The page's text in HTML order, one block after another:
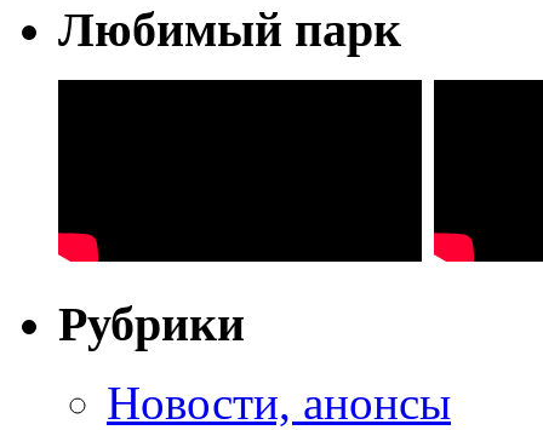
Любимый парк
Рубрики
Новости, анонсы